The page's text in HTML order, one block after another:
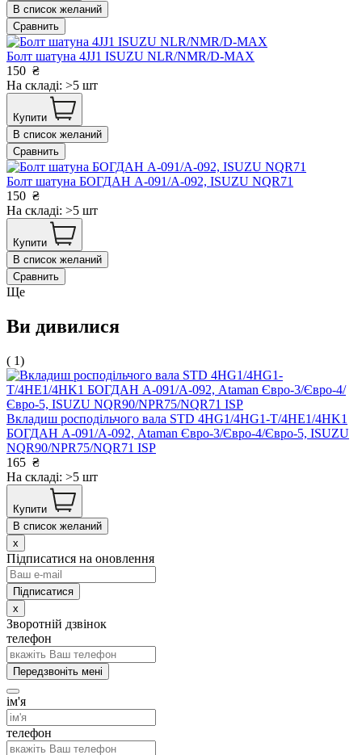
В список желаний
Сравнить
Болт шатуна 4JJ1 ISUZU NLR/NMR/D-MAX
150 ₴
На складі: >5 шт
Купити
В список желаний
Сравнить
Болт шатуна БОГДАН А-091/А-092, ISUZU NQR71
150 ₴
На складі: >5 шт
Купити
В список желаний
Сравнить
Ще
Ви дивилися
( 1)
Вкладиш росподільчого вала STD 4HG1/4HG1-T/4HE1/4HK1
БОГДАН А-091/А-092, Ataman Євро-3/Євро-4/Євро-5, ISUZU
NQR90/NPR75/NQR71 ISP
165 ₴
На складі: >5 шт
Купити
В список желаний
x
Підписатися на оновлення
x
Зворотній дзвінок
телефон
Передзвоніть мені
ім'я
телефон